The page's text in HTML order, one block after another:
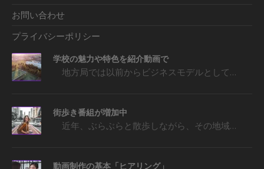
お問い合わせ
プライバシーポリシー
学校の魅力や特色を紹介動画で
地方局では以前からビジネスモデルとして…
街歩き番組が増加中
近年、ぶらぶらと散歩しながら、その地域…
動画制作の基本「ヒアリング」